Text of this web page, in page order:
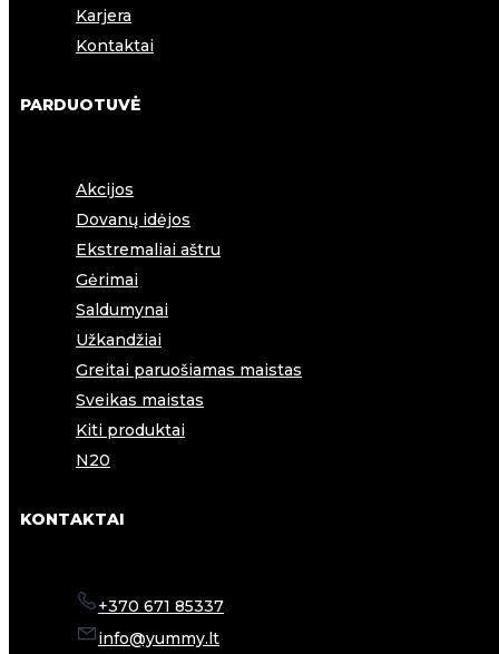
Karjera
Kontaktai
PARDUOTUVĖ
Akcijos
Dovanų idėjos
Ekstremaliai aštru
Gėrimai
Saldumynai
Užkandžiai
Greitai paruošiamas maistas
Sveikas maistas
Kiti produktai
N20
KONTAKTAI
+370 671 85337
info@yummy.lt